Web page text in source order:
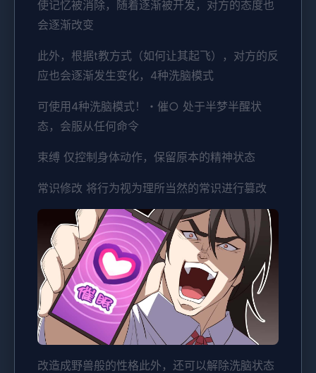
使记忆被消除，随着逐渐被开发，对方的态度也
会逐渐改变
此外，根据t教方式（如何让其起飞），对方的反
应也会逐渐发生变化，4种洗脑模式
可使用4种洗脑模式！・催○ 处于半梦半醒状
态，会服从任何命令
束缚 仅控制身体动作，保留原本的精神状态
常识修改 将行为视为理所当然的常识进行篡改
改造成野兽般的性格此外，还可以解除洗脑状态